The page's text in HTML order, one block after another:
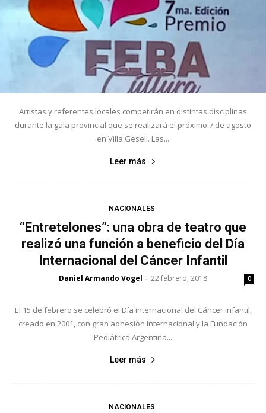
Artistas y referentes locales competirán en distintas disciplinas
durante la gala provincial que se realizará el próximo 7 de agosto
en Villa Gesell. Las...
Leer más
NACIONALES
“Entretelones”: una obra de teatro que
realizó una función a beneficio del Día
Internacional del Cáncer Infantil
Daniel Armando Vogel - 22 febrero, 2018 0
El 15 de febrero se celebró el Día internacional del Cáncer Infantil,
creado en 2001, con gran adhesión internacional y la Fundación
Pediátrica Argentina...
Leer más
NACIONALES